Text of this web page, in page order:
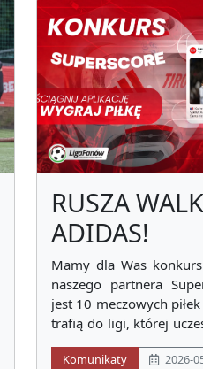
RUSZA
ADIDAS!
Mamy dla Was
naszego partnera
jest 10 meczowych
trafią do ligi, której
najwięcej aplikacji
Komunikaty 2026-